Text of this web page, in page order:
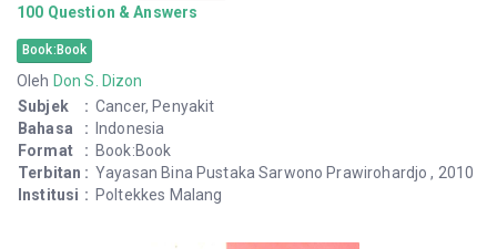
100 Question & Answers
Book:Book
Oleh Don S. Dizon
Subjek
: Cancer, Penyakit
Bahasa
:
Indonesia
Format
: Book:Book
Terbitan : Yayasan Bina Pustaka Sarwono Prawirohardjo , 2010
Institusi : Poltekkes Malang